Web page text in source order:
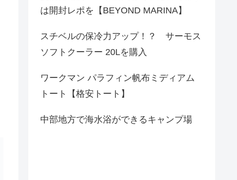
は開封レポを【BEYOND MARINA】
スチベルの保冷力アップ！？ サーモス
ソフトクーラー 20Lを購入
ワークマン パラフィン帆布ミディアム
トート【格安トート】
中部地方で海水浴ができるキャンプ場